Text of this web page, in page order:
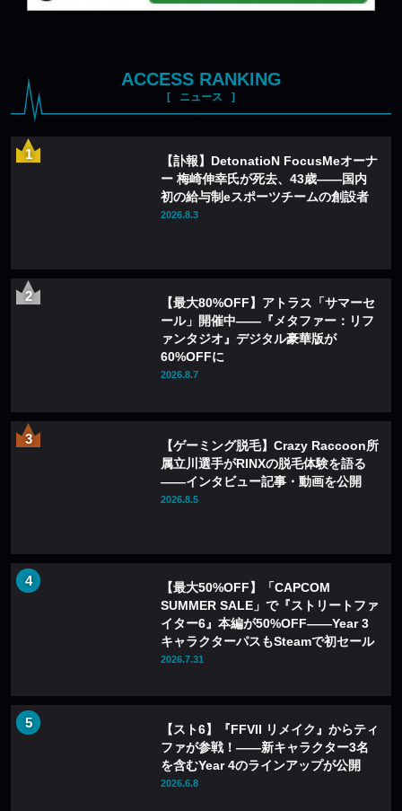
ACCESS RANKING
ニュース
【訃報】DetonatioN FocusMeオーナ
ー 梅崎伸幸氏が死去、43歳——国内
初の給与制eスポーツチームの創設者
2026.8.3
【最大80%OFF】アトラス「サマーセ
ール」開催中——『メタファー：リフ
ァンタジオ』デジタル豪華版が
60%OFFに
2026.8.7
【ゲーミング脱毛】Crazy Raccoon所
属立川選手がRINXの脱毛体験を語る
——インタビュー記事・動画を公開
2026.8.5
【最大50%OFF】「CAPCOM
SUMMER SALE」で『ストリートファ
イター6』本編が50%OFF——Year 3
キャラクターパスもSteamで初セール
2026.7.31
【スト6】『FFVII リメイク』からティ
ファが参戦！――新キャラクター3名
を含むYear 4のラインアップが公開
2026.6.8